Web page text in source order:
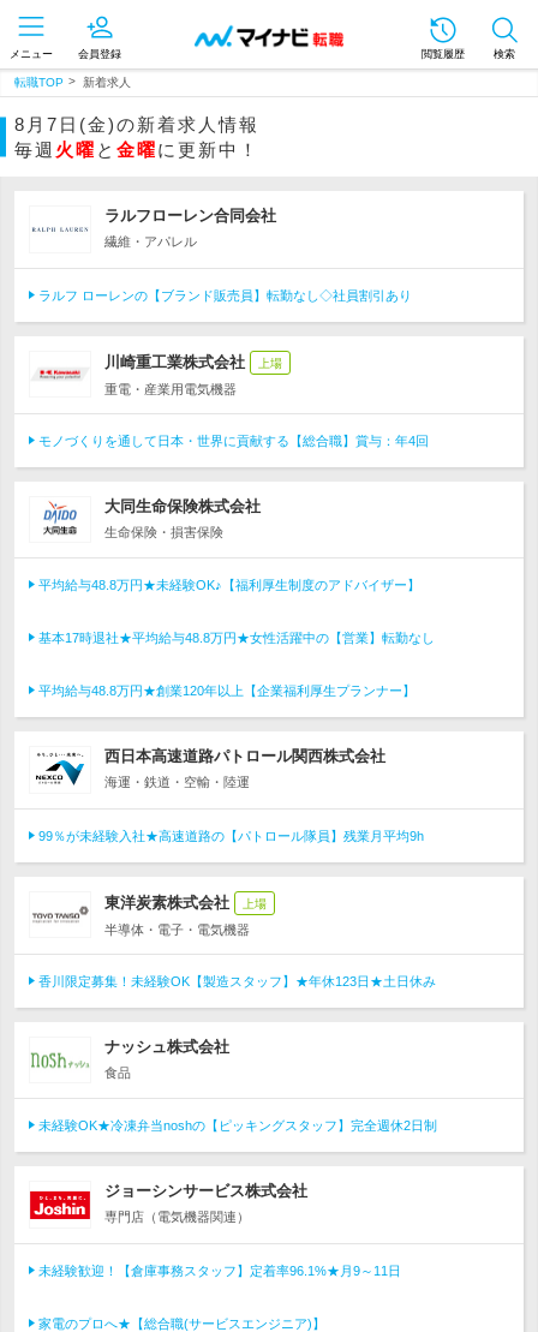
メニュー 会員登録 閲覧履歴 検索
転職TOP 新着求人
8月7日(金)の新着求人情報
毎週 火曜 と 金曜に更新中！
ラルフローレン合同会社
繊維・アパレル
ラルフ ローレンの【ブランド販売員】転勤なし◇社員割引あり
川崎重工業株式会社 上場
重電・産業用電気機器
モノづくりを通して日本・世界に貢献する【総合職】賞与：年4回
大同生命保険株式会社
生命保険・損害保険
平均給与48.8万円★未経験OK♪【福利厚生制度のアドバイザー】
基本17時退社★平均給与48.8万円★女性活躍中の【営業】転勤なし
平均給与48.8万円★創業120年以上【企業福利厚生プランナー】
西日本高速道路パトロール関西株式会社
海運・鉄道・空輸・陸運
99％が未経験入社★高速道路の【パトロール隊員】残業月平均9h
東洋炭素株式会社 上場
半導体・電子・電気機器
香川限定募集！未経験OK【製造スタッフ】★年休123日★土日休み
ナッシュ株式会社
食品
未経験OK★冷凍弁当noshの【ピッキングスタッフ】完全週休2日制
ジョーシンサービス株式会社
専門店（電気機器関連）
未経験歓迎！【倉庫事務スタッフ】定着率96.1%★月9～11日
家電のプロへ★【総合職(サービスエンジニア)】